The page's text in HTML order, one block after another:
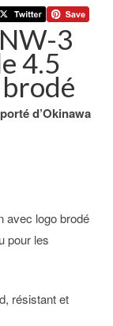
3
4.5
d’Okinawa
avec logo brodé
pour les
résistant et